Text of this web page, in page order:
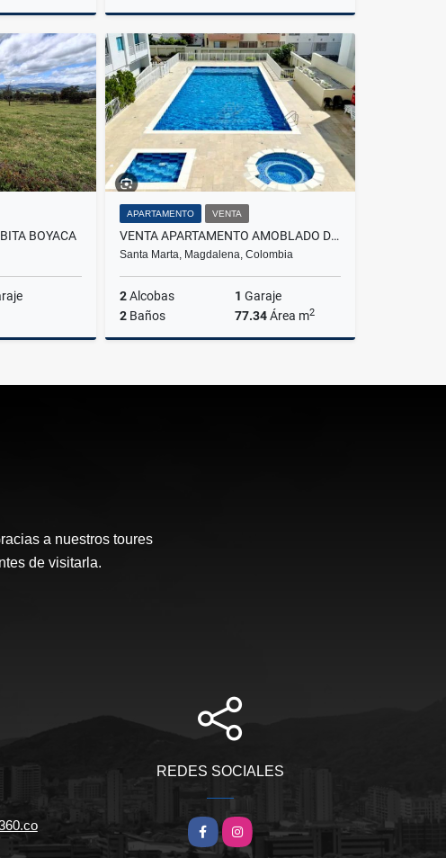
Alquiler Alquiler
$3.500.000
BOYACA
APARTAMENTO VENTA
VENTA APARTAMENTO AMOBLADO DE TURISMO EN EL RODADERO - E.C.
Santa Marta, Magdalena, Colombia
2Alcobas 1 Garaje
2 Baños 77.34Área m2
$465.000.000
a nuestros toures
de visitarla.
REDES SOCIALES
FacebookInstagram